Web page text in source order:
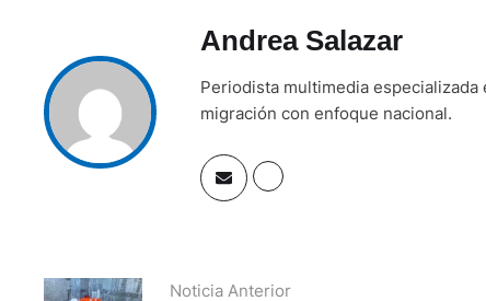
Andrea Salazar
Periodista multimedia
migración con enfoque nacional.
Noticia Anterior